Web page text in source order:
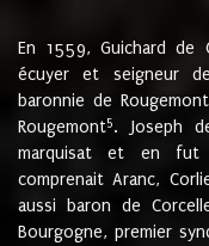
En 1559, Guichard de
écuyer et seigneur
baronnie de
Rougemont5. Joseph
marquisat et en fut
comprenait Aranc,
aussi baron de
Bourgogne, premier